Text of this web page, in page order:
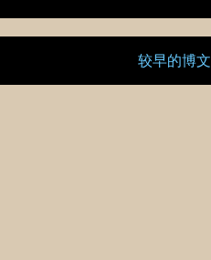
较早的博文